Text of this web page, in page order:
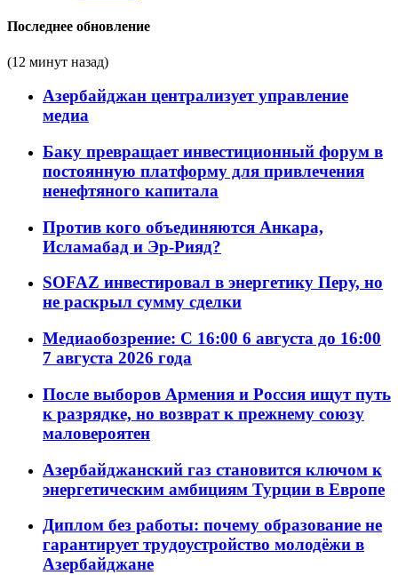
Последнее обновление
(12 минут назад)
Азербайджан централизует управление
медиа
Баку превращает инвестиционный форум в
постоянную платформу для привлечения
ненефтяного капитала
Против кого объединяются Анкара,
Исламабад и Эр-Рияд?
SOFAZ инвестировал в энергетику Перу, но
не раскрыл сумму сделки
Медиаобозрение: С 16:00 6 августа до 16:00
7 августа 2026 года
После выборов Армения и Россия ищут путь
к разрядке, но возврат к прежнему союзу
маловероятен
Азербайджанский газ становится ключом к
энергетическим амбициям Турции в Европе
Диплом без работы: почему образование не
гарантирует трудоустройство молодёжи в
Азербайджане